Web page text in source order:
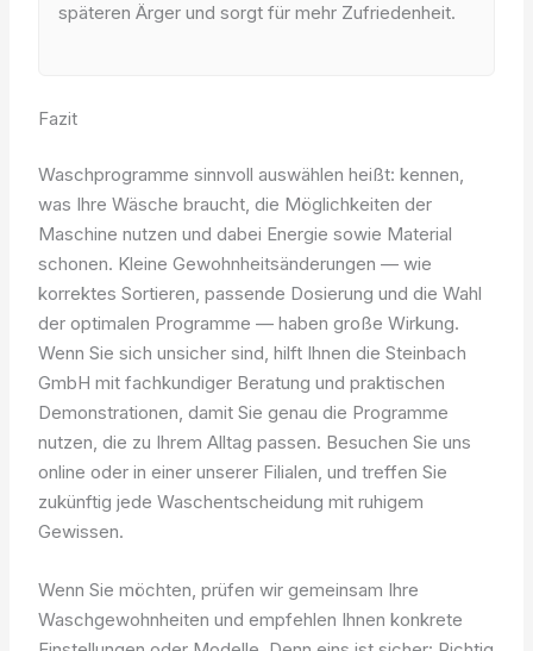
späteren Ärger und sorgt für mehr Zufriedenheit.
Fazit
Waschprogramme sinnvoll auswählen heißt: kennen,
was Ihre Wäsche braucht, die Möglichkeiten der
Maschine nutzen und dabei Energie sowie Material
schonen. Kleine Gewohnheitsänderungen — wie
korrektes Sortieren, passende Dosierung und die Wahl
der optimalen Programme — haben große Wirkung.
Wenn Sie sich unsicher sind, hilft Ihnen die Steinbach
GmbH mit fachkundiger Beratung und praktischen
Demonstrationen, damit Sie genau die Programme
nutzen, die zu Ihrem Alltag passen. Besuchen Sie uns
online oder in einer unserer Filialen, und treffen Sie
zukünftig jede Waschentscheidung mit ruhigem
Gewissen.
Wenn Sie möchten, prüfen wir gemeinsam Ihre
Waschgewohnheiten und empfehlen Ihnen konkrete